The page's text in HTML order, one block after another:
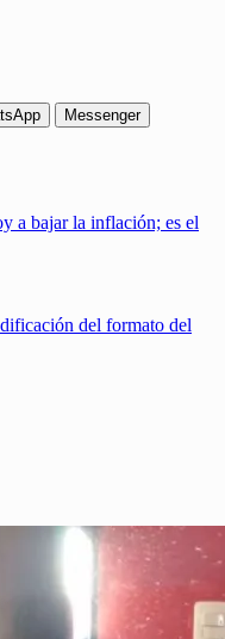
Messenger
a bajar la inflación; es el
del formato del